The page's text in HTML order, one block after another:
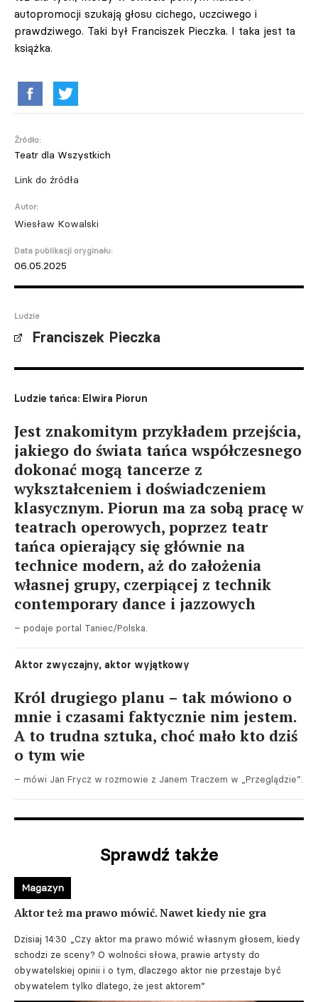
autopromocji szukają głosu cichego, uczciwego i
prawdziwego. Taki był Franciszek Pieczka. I taka jest ta
książka.
Źródło:
Teatr dla Wszystkich
Link do źródła
Autor:
Wiesław Kowalski
Data publikacji oryginału:
06.05.2025
Ludzie
Franciszek Pieczka
Ludzie tańca: Elwira Piorun
Jest znakomitym przykładem przejścia,
jakiego do świata tańca współczesnego
dokonać mogą tancerze z
wykształceniem i doświadczeniem
klasycznym. Piorun ma za sobą pracę w
teatrach operowych, poprzez teatr
tańca opierający się głównie na
technice modern, aż do założenia
własnej grupy, czerpiącej z technik
contemporary dance i jazzowych
– podaje portal Taniec/Polska.
Aktor zwyczajny, aktor wyjątkowy
Król drugiego planu – tak mówiono o
mnie i czasami faktycznie nim jestem.
A to trudna sztuka, choć mało kto dziś
o tym wie
– mówi Jan Frycz w rozmowie z Janem Traczem w „Przeglądzie”.
Sprawdź także
Aktor też ma prawo mówić. Nawet kiedy nie gra
Dzisiaj 14:30 „Czy aktor ma prawo mówić własnym głosem, kiedy
schodzi ze sceny? O wolności słowa, prawie artysty do
obywatelskiej opinii i o tym, dlaczego aktor nie przestaje być
obywatelem tylko dlatego, że jest aktorem”
Magazyn